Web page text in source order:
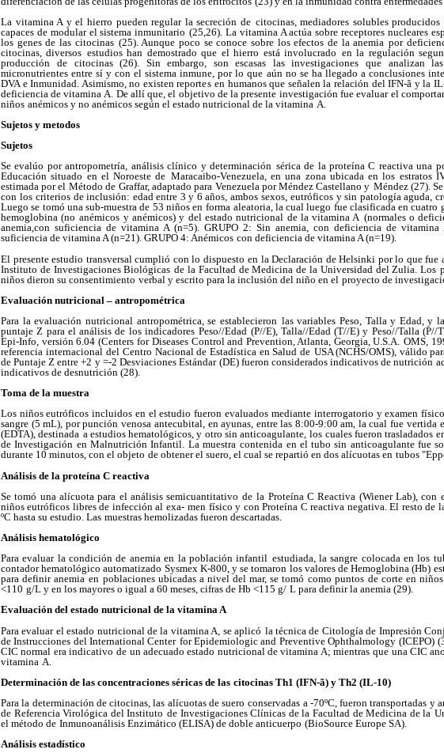
La vitamina A y el hierro pueden regular la secreción de citocinas, mediadores solubles
capaces de modular el sistema inmunitario (25,26). La vitamina A actúa sobre receptores nucleares
los genes de las citocinas (25). Aunque poco se conoce sobre los efectos de la anemia por
citocinas, diversos estudios han demostrado que el hierro está involucrado en la regulación
producción
de citocinas (26). Sin embargo, son escasas las investigaciones
que analizan
micronutrientes entre sí y con el sistema inmune, por lo que aún no se ha llegado a conclusiones
DVA e Inmunidad. Asimismo, no existen reportes en humanos que señalen la relación del IFN-ã y la
deficiencia de vitamina A. De allí que, el objetivo de la presente investigación fue evaluar el
niños anémicos y no anémicos según el estado nutricional de la vitamina A.
Sujetos y metodos
Sujetos
Se evalúo por antropometría, análisis clínico y determinación sérica de la proteína C reactiva una
Educación situado en el Noroeste de Maracaibo-Venezuela, en una zona ubicada en los estratos
estimada por el Método de Graffar, adaptado para Venezuela por Méndez Castellano y Méndez (27).
con los criterios de inclusión: edad entre 3 y 6 años, ambos sexos, eutróficos y sin patología aguda,
Luego se tomó una sub-muestra de 53 niños en forma aleatoria, la cual luego fue clasificada en cuatro
hemoglobina (no anémicos y anémicos) y del estado nutricional de la vitamina A (normales o
anemia,con suficiencia de vitamina A (n=5). GRUPO 2: Sin anemia, con deficiencia de vitamina
suficiencia de vitamina A (n=21). GRUPO 4: Anémicos con deficiencia de vitamina A (n=19).
El presente estudio transversal cumplió con lo dispuesto en la Declaración de Helsinki por lo que fue
Instituto de Investigaciones Biológicas de la Facultad de Medicina de la Universidad del Zulia. Los
niños dieron su consentimiento verbal y escrito para la inclusión del niño en el proyecto de
Evaluación nutricional – antropométrica
Para la evaluación nutricional antropométrica, se establecieron las variables Peso, Talla y Edad, y
puntaje Z para el análisis de los indicadores Peso//Edad (P//E), Talla//Edad (T//E) y Peso//Talla (P//
Epi-Info, versión 6.04 (Centers for Diseases Control and Prevention, Atlanta, Georgia, U.S.A. OMS,
referencia internacional del Centro Nacional de Estadística en Salud de USA (NCHS/OMS), válido
de Puntaje Z entre +2 y =-2 Desviaciones Estándar (DE) fueron considerados indicativos de nutrición
indicativos de desnutrición (28).
Toma de la muestra
Los niños eutróficos incluidos en el estudio fueron evaluados mediante interrogatorio y examen
sangre (5 mL), por punción venosa antecubital, en ayunas, entre las 8:00-9:00 am, la cual fue vertida
(EDTA), destinada a estudios hematológicos, y otro sin anticoagulante, los cuales fueron trasladados
de Investigación en Malnutrición Infantil. La muestra contenida en el tubo sin anticoagulante fue
durante 10 minutos, con el objeto de obtener el suero, el cual se repartió en dos alícuotas en tubos
Análisis de la proteína C reactiva
Se tomó una alícuota para el análisis semicuantitativo de la Proteína C Reactiva (Wiener Lab),
niños eutróficos libres de infección al exa- men físico y con Proteína C reactiva negativa. El resto de
ºC hasta su estudio. Las muestras hemolizadas fueron descartadas.
Análisis hematológico
Para evaluar la condición de anemia en la población infantil estudiada, la sangre colocada en los
contador hematológico automatizado Sysmex K-800, y se tomaron los valores de Hemoglobina (Hb)
para definir anemia en poblaciones ubicadas a nivel del mar, se tomó como puntos de corte en
<110 g/L y en los mayores o igual a 60 meses, cifras de Hb <115 g/ L para definir la anemia (29).
Evaluación del estado nutricional de la vitamina A
Para evaluar el estado nutricional de la vitamina A, se aplicó la técnica de Citología de Impresión
de Instrucciones del International Center for Epidemiologic and Preventive Ophthalmology (ICEPO)
CIC normal era indicativo de un adecuado estado nutricional de vitamina A; mientras que una CIC
vitamina A.
Determinación de las concentraciones séricas de las citocinas Th1 (IFN-ã) y Th2 (IL-10)
Para la determinación de citocinas, las alícuotas de suero conservadas a -70ºC, fueron transportadas y
de Referencia Virológica del Instituto de Investigaciones Clínicas de la Facultad de Medicina de la
el método de Inmunoanálisis Enzimático (ELISA) de doble anticuerpo (BioSource Europe SA).
Análisis estadístico